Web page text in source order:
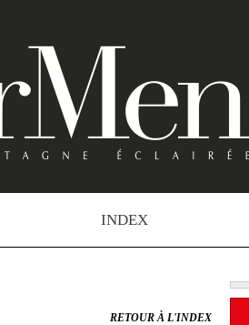
INDEX
RETOUR À L'INDEX